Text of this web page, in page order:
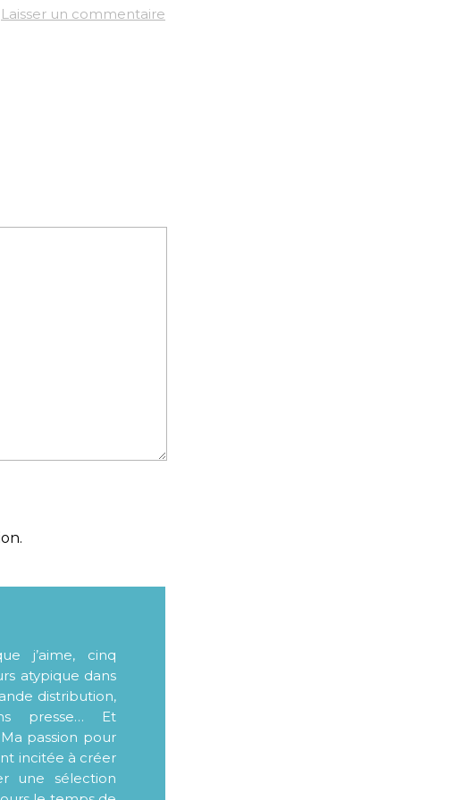
Laisser un commentaire
j’aime, cinq
atypique dans
distribution,
presse… Et
passion pour
incitée à créer
une sélection